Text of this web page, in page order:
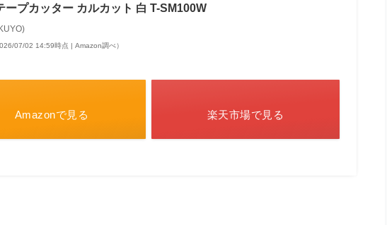
ープカッター カルカット 白 T-SM100W
07/02 14:59時点 | Amazon調べ）
Amazonで見る 楽天市場で見る